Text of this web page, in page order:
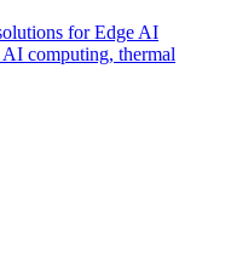
for Edge AI
computing, thermal